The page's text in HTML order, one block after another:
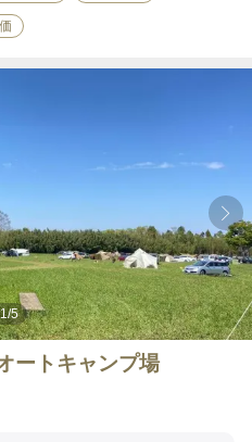
1/5
ートキャンプ場